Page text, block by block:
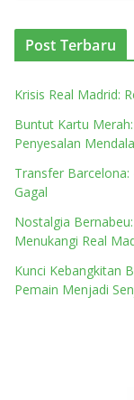
Post Terbaru
Krisis Real Madrid:
Buntut Kartu
Penyesalan
Transfer
Gagal
Nostalgia
Menukangi Real
Kunci Kebangkitan
Pemain Menjadi